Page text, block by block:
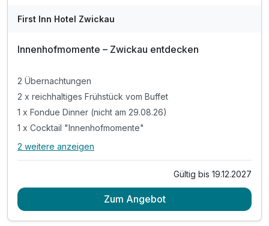
First Inn Hotel Zwickau
Innenhofmomente – Zwickau entdecken
2 Übernachtungen
2 x reichhaltiges Frühstück vom Buffet
1 x Fondue Dinner (nicht am 29.08.26)
1 x Cocktail "Innenhofmomente"
Alle Inklusivleistungen
2 x reichhaltiges Frühstück vom Buffet
2 weitere anzeigen
Gültig bis 19.12.2027
Zum Angebot